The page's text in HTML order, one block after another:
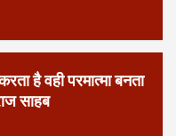
है वही परमात्मा बनता
साहब